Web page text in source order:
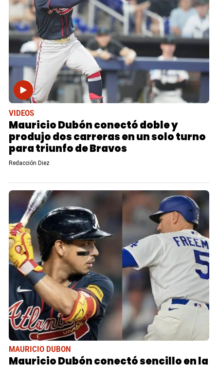
VIDEOS
Mauricio Dubón conectó doble y
produjo dos carreras en un solo turno
para triunfo de Bravos
Redacción Diez
MAURICIO DUBON
Mauricio Dubón conectó sencillo en la